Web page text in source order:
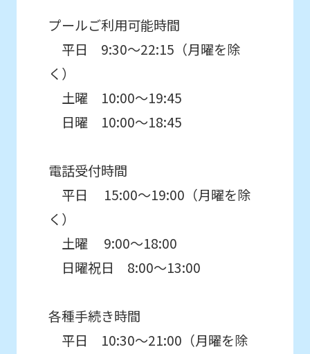
プールご利用可能時間
平日 9:30～22:15（月曜を除
く）
土曜 10:00～19:45
日曜 10:00～18:45
電話受付時間
平日 15:00〜19:00（月曜を除
く）
土曜 9:00〜18:00
日曜祝日 8:00〜13:00
各種手続き時間
平日 10:30～21:00（月曜を除